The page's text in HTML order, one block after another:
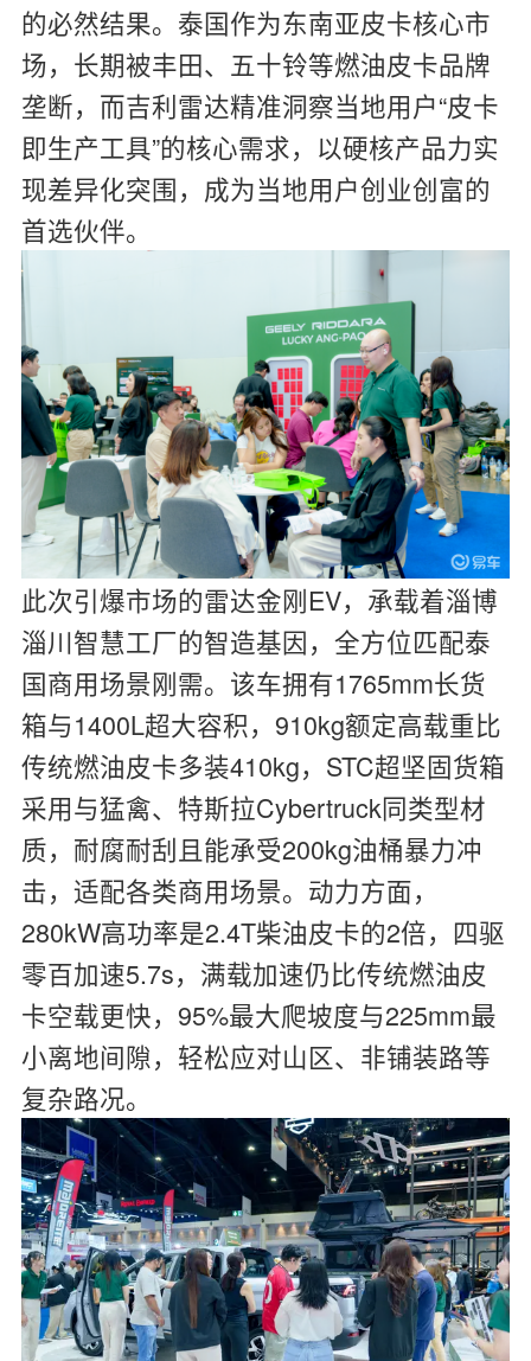
的必然结果。泰国作为东南亚皮卡核心市
场，长期被丰田、五十铃等燃油皮卡品牌
垄断，而吉利雷达精准洞察当地用户“皮卡
即生产工具”的核心需求，以硬核产品力实
现差异化突围，成为当地用户创业创富的
首选伙伴。
此次引爆市场的雷达金刚EV，承载着淄博
淄川智慧工厂的智造基因，全方位匹配泰
国商用场景刚需。该车拥有1765mm长货
箱与1400L超大容积，910kg额定高载重比
传统燃油皮卡多装410kg，STC超坚固货箱
采用与猛禽、特斯拉Cybertruck同类型材
质，耐腐耐刮且能承受200kg油桶暴力冲
击，适配各类商用场景。动力方面，
280kW高功率是2.4T柴油皮卡的2倍，四驱
零百加速5.7s，满载加速仍比传统燃油皮
卡空载更快，95%最大爬坡度与225mm最
小离地间隙，轻松应对山区、非铺装路等
复杂路况。